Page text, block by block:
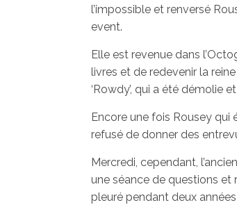
l’impossible et renversé
event.
Elle est revenue dans
livres et de redevenir la
‘Rowdy’, qui a été démolie
Encore une fois Rousey
refusé de donner des
Mercredi, cependant,
une séance de questions et
pleuré pendant deux